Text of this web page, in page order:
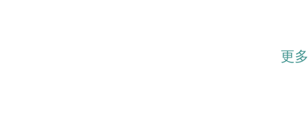
提供食物。 当所有轮次结束，玩家各进行一个主要行动，然后
年发行了德文版和澳大利亚英文版。Z-man Games于2013年
更多